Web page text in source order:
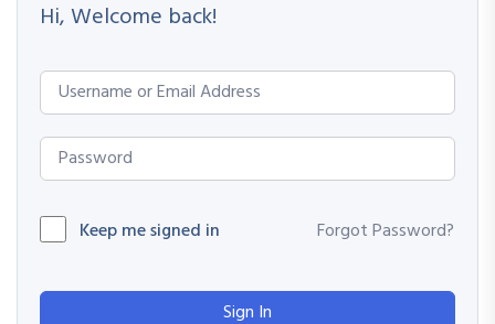
Hi, Welcome back!
Keep me signed in Forgot Password?
Sign In